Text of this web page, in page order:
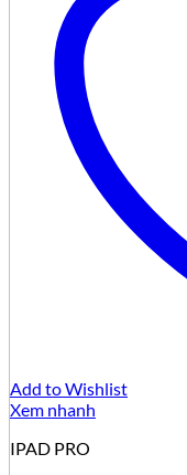
Add to Wishlist
Xem nhanh
IPAD PRO